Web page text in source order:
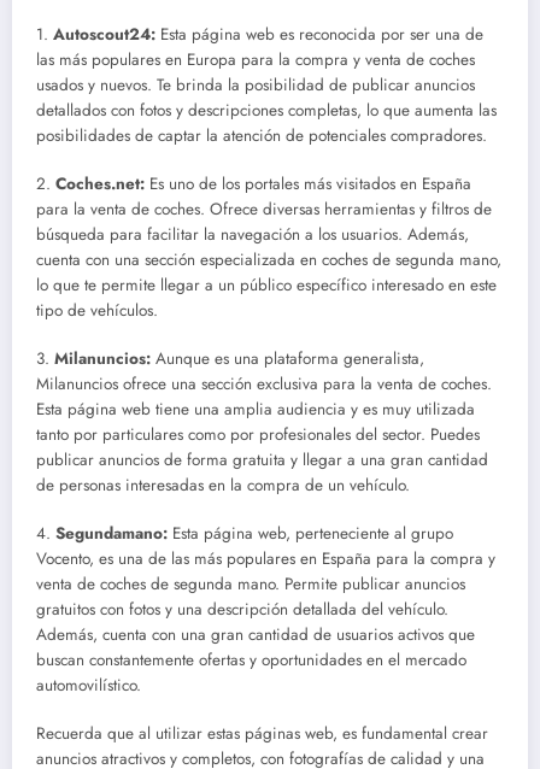
1. Autoscout24: Esta página web es reconocida por ser una de
las más populares en Europa para la compra y venta de coches
usados y nuevos. Te brinda la posibilidad de publicar anuncios
detallados con fotos y descripciones completas, lo que aumenta las
posibilidades de captar la atención de potenciales compradores.
2. Coches.net: Es uno de los portales más visitados en España
para la venta de coches. Ofrece diversas herramientas y filtros de
búsqueda para facilitar la navegación a los usuarios. Además,
cuenta con una sección especializada en coches de segunda mano,
lo que te permite llegar a un público específico interesado en este
tipo de vehículos.
3. Milanuncios: Aunque es una plataforma generalista,
Milanuncios ofrece una sección exclusiva para la venta de coches.
Esta página web tiene una amplia audiencia y es muy utilizada
tanto por particulares como por profesionales del sector. Puedes
publicar anuncios de forma gratuita y llegar a una gran cantidad
de personas interesadas en la compra de un vehículo.
4. Segundamano: Esta página web, perteneciente al grupo
Vocento, es una de las más populares en España para la compra y
venta de coches de segunda mano. Permite publicar anuncios
gratuitos con fotos y una descripción detallada del vehículo.
Además, cuenta con una gran cantidad de usuarios activos que
buscan constantemente ofertas y oportunidades en el mercado
automovilístico.
Recuerda que al utilizar estas páginas web, es fundamental crear
anuncios atractivos y completos, con fotografías de calidad y una